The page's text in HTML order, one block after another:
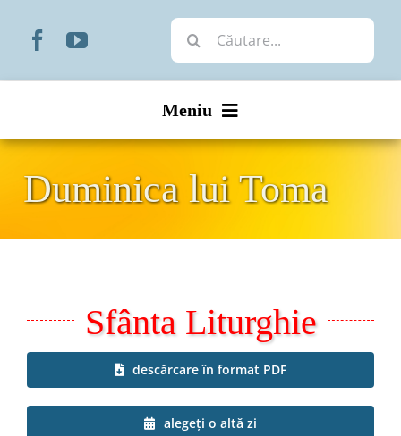
Cautare...
Meniu
Organizare
Duminica lui Toma
Sfânta Liturghie
descărcare în format PDF
alegeți o altă zi